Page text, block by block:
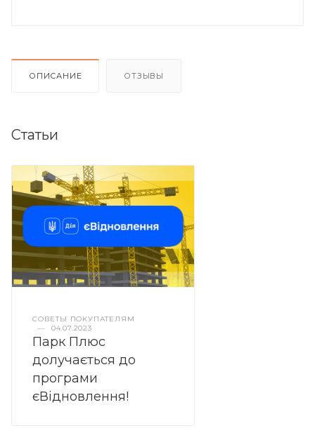
ОПИСАНИЕ ОТЗЫВЫ
Статьи
СОВЕТЫ ПОКУПАТЕЛЯМ
—
04.07.2023
Парк Плюс
долучається до
програми
єВідновлення!